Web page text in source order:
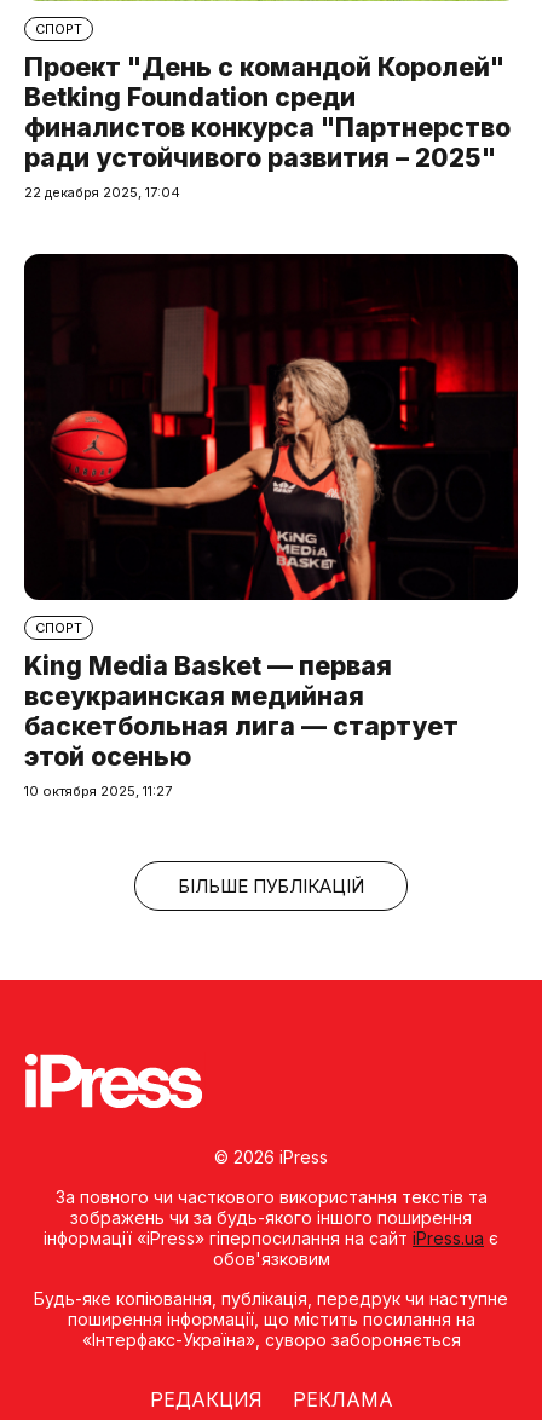
СПОРТ
Проект "День с командой Королей"
Betking Foundation среди
финалистов конкурса "Партнерство
ради устойчивого развития – 2025"
22 декабря 2025, 17:04
СПОРТ
King Media Basket — первая
всеукраинская медийная
баскетбольная лига — стартует
этой осенью
10 октября 2025, 11:27
БІЛЬШЕ ПУБЛІКАЦІЙ
© 2026 iPress
За повного чи часткового використання текстів та
зображень чи за будь-якого іншого поширення
інформації «iPress» гіперпосилання на сайт iPress.ua є
обов'язковим
Будь-яке копiювання, публiкацiя, передрук чи наступне
поширення iнформацiї, що мiстить посилання на
«Iнтерфакс-Україна», суворо забороняється
РЕДАКЦИЯ
РЕКЛАМА